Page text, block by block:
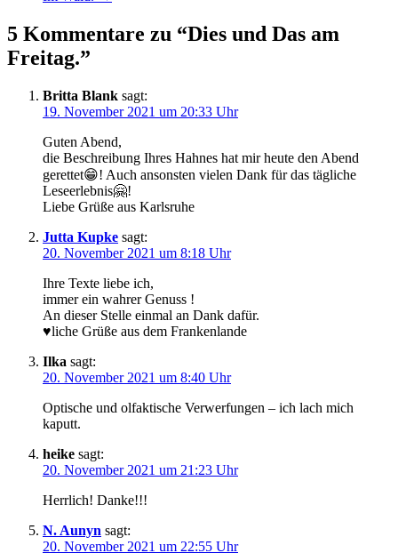
5 Kommentare zu “Dies und Das am
Freitag.”
Britta Blank sagt:
19. November 2021 um 20:33 Uhr
Guten Abend,
die Beschreibung Ihres Hahnes hat mir heute den Abend
gerettet😁! Auch ansonsten vielen Dank für das tägliche
Leseerlebnis🤗!
Liebe Grüße aus Karlsruhe
Jutta Kupke sagt:
20. November 2021 um 8:18 Uhr
Ihre Texte liebe ich,
immer ein wahrer Genuss !
An dieser Stelle einmal an Dank dafür.
♥liche Grüße aus dem Frankenlande
Ilka sagt:
20. November 2021 um 8:40 Uhr
Optische und olfaktische Verwerfungen – ich lach mich
kaputt.
heike sagt:
20. November 2021 um 21:23 Uhr
Herrlich! Danke!!!
N. Aunyn sagt:
20. November 2021 um 22:55 Uhr